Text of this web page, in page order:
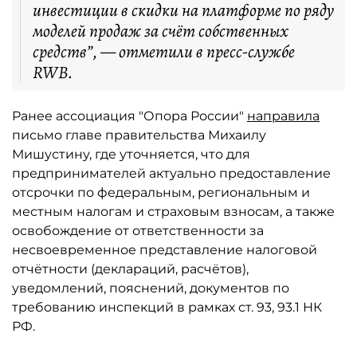
инвестиции в скидки на платформе по ряду
моделей продаж за счёт собственных
средств”, — отметили в пресс-службе
RWB.
Ранее ассоциация "Опора России" направила
письмо главе правительства Михаилу
Мишустину, где уточняется, что для
предпринимателей актуально предоставление
отсрочки по федеральным, региональным и
местным налогам и страховым взносам, а также
освобождение от ответственности за
несвоевременное представление налоговой
отчётности (деклараций, расчётов),
уведомлений, пояснений, документов по
требованию инспекций в рамках ст. 93, 93.1 НК
РФ.